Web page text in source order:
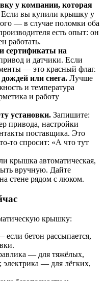
у компании, которая
Если вы купили крышку у
— в случае поломки оба
есть опыт: он
работать.
сертификаты на
и датчики. Если
— это красный флаг.
или снега. Лучше
и температура
и работу
установки. Запишите:
привода, настройки
поставщика. Это
то спросит: «А что тут
крышка автоматическая,
вручную. Дайте
стене рядом с люком.
крышку:
бетон рассыпается,
— для тяжёлых,
— для лёгких,